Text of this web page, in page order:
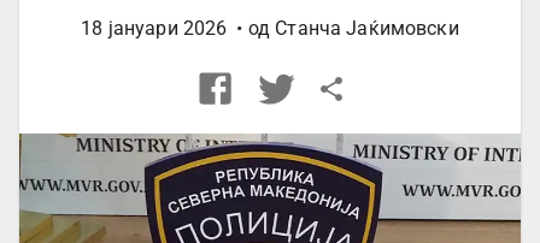
18 јануари 2026 • од Станча Јаќимовски